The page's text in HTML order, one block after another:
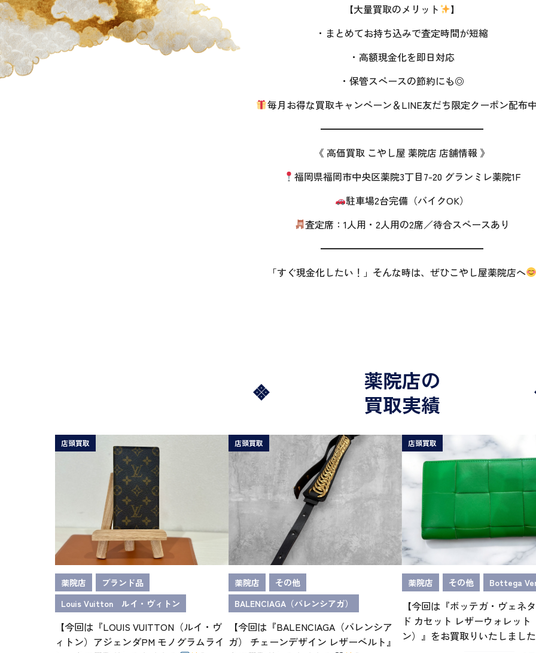
【大量買取のメリット
】
・まとめてお持ち込みで査定時間が短縮
・高額現金化を即日対応
・保管スペースの節約にも◎
毎月お得な買取キャンペーン＆LINE友だち限定クーポン配布
━━━━━━━━━━━━━━━━━
《 高価買取 こやし屋 薬院店 店舗情報 》
福岡県福岡市中央区薬院3丁目7-20 グランミレ薬院1F
駐車場2台完備（バイクOK）
査定席：1人用・2人用の2席／待合スペースあり
━━━━━━━━━━━━━━━━━
「すぐ現金化したい！」そんな時は、ぜひこやし屋薬院店へ
薬院店の
買取実績
店頭買取
薬院店
ブランド品
Louis Vuitton ルイ・ヴィトン
【今回は『LOUIS VUITTON（ルイ・ヴ
ィトン）アジェンダPM モノグラムライ
店頭買取
薬院店
その他
BALENCIAGA（バレンシアガ）
【今回は『BALENCIAGA（バレンシア
ガ） チェーンデザイン レザーベルト』
店頭買取
薬院店 その他 Bottega
【今回は『ボッテガ・ヴェネ
ド カセット レザーウォレット
ン）』をお買取りいたしました